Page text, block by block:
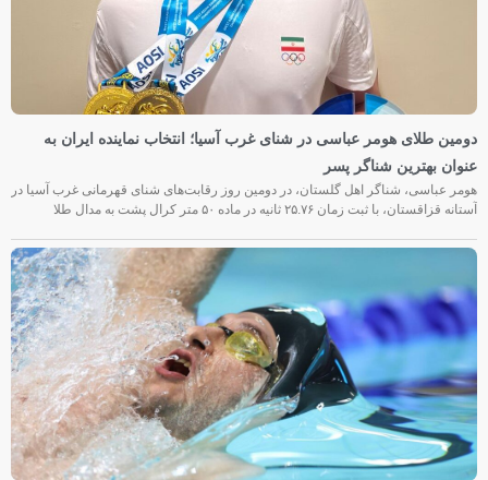
دومین طلای هومر عباسی در شنای غرب آسیا؛ انتخاب نماینده ایران به
عنوان بهترین شناگر پسر
هومر عباسی، شناگر اهل گلستان، در دومین روز رقابت‌های شنای قهرمانی غرب آسیا در
آستانه قزاقستان، با ثبت زمان ۲۵.۷۶ ثانیه در ماده ۵۰ متر کرال پشت به مدال طلا